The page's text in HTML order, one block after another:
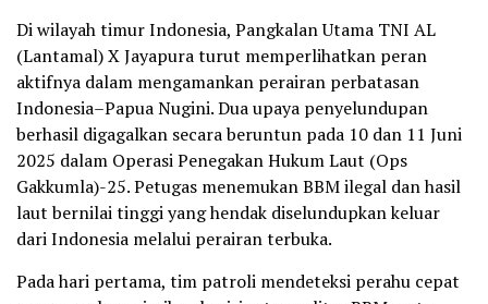
Di wilayah timur Indonesia, Pangkalan Utama TNI AL
(Lantamal) X Jayapura turut memperlihatkan peran
aktifnya dalam mengamankan perairan perbatasan
Indonesia–Papua Nugini. Dua upaya penyelundupan
berhasil digagalkan secara beruntun pada 10 dan 11 Juni
2025 dalam Operasi Penegakan Hukum Laut (Ops
Gakkumla)-25. Petugas menemukan BBM ilegal dan hasil
laut bernilai tinggi yang hendak diselundupkan keluar
dari Indonesia melalui perairan terbuka.
Pada hari pertama, tim patroli mendeteksi perahu cepat